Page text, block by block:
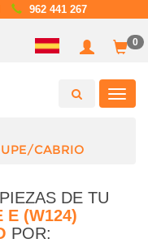
962 441 267
0
CABRIO
DE TU
E (W124)
POR: